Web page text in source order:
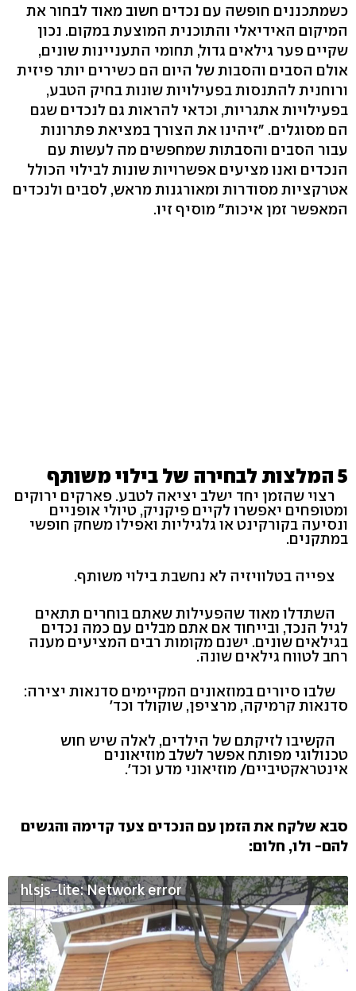
כשמתכננים חופשה עם נכדים חשוב מאוד לבחור את
המיקום האידיאלי והתוכנית המוצעת במקום. נכון
שקיים פער גילאים גדול, תחומי התעניינות שונים,
אולם הסבים והסבות של היום הם כשירים יותר פיזית
ורוחנית להתנסות בפעילויות שונות בחיק הטבע,
בפעילויות אתגריות, וכדאי להראות גם לנכדים שגם
הם מסוגלים. "זיהינו את הצורך במציאת פתרונות
עבור הסבים והסבתות שמחפשים מה לעשות עם
הנכדים ואנו מציעים אפשרויות שונות לבילוי הכולל
אטרקציות מסודרות ומאורגנות מראש, לסבים ולנכדים
המאפשר זמן איכות" מוסיף זיו.
5 המלצות לבחירה של בילוי משותף
רצוי שהזמן יחד ישלב יציאה לטבע. פארקים ירוקים
ומטופחים יאפשרו לקיים פיקניק, טיולי אופניים
ונסיעה בקורקינט או גלגיליות ואפילו משחק חופשי
במתקנים.
צפייה בטלוויזיה לא נחשבת בילוי משותף.
השתדלו מאוד שהפעילות שאתם בוחרים תתאים
לגיל הנכד, ובייחוד אם אתם מבלים עם כמה נכדים
בגילאים שונים. ישנם מקומות רבים המציעים מענה
רחב לטווח גילאים שונה.
שלבו סיורים במוזאונים המקיימים סדנאות יצירה:
סדנאות קרמיקה, מרציפן, שוקולד וכד'
הקשיבו לזיקתם של הילדים, לאלה שיש חוש
טכנולוגי מפותח אפשר לשלב מוזיאונים
אינטראקטיביים/ מוזיאוני מדע וכד'.
סבא שלקח את הזמן עם הנכדים צעד קדימה והגשים
להם- ולו, חלום:
hlsjs-lite: Network error